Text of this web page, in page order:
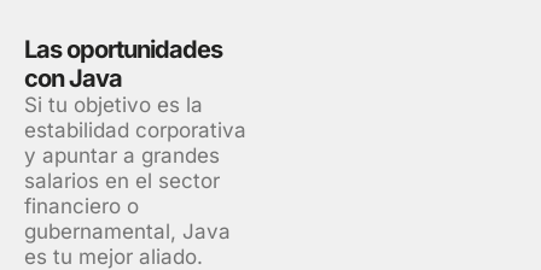
Las oportunidades
con Java
Si tu objetivo es la
estabilidad corporativa
y apuntar a grandes
salarios en el sector
financiero o
gubernamental, Java
es tu mejor aliado.